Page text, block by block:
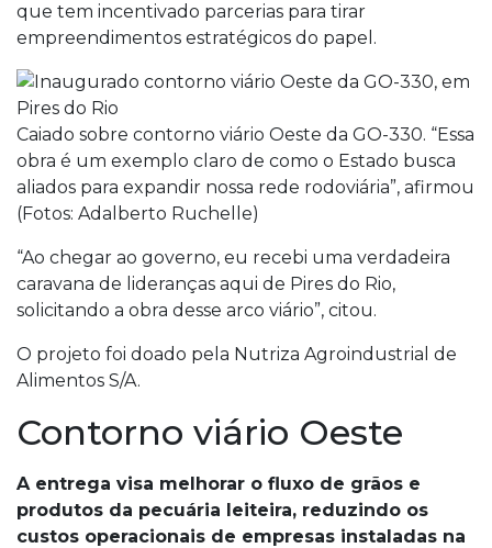
que tem incentivado parcerias para tirar
empreendimentos estratégicos do papel.
Caiado sobre contorno viário Oeste da GO-330. “Essa
obra é um exemplo claro de como o Estado busca
aliados para expandir nossa rede rodoviária”, afirmou
(Fotos: Adalberto Ruchelle)
“Ao chegar ao governo, eu recebi uma verdadeira
caravana de lideranças aqui de Pires do Rio,
solicitando a obra desse arco viário”, citou.
O projeto foi doado pela Nutriza Agroindustrial de
Alimentos S/A.
Contorno viário Oeste
A entrega visa melhorar o fluxo de grãos e
produtos da pecuária leiteira, reduzindo os
custos operacionais de empresas instaladas na